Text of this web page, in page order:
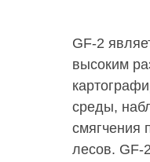
GF-2
высоким
среды,
смягчения
лесов. GF-